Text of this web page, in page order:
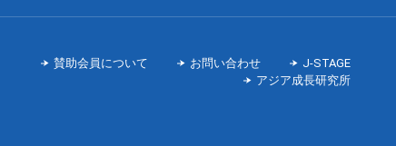
賛助会員について お問い合わせ
J-STAGE
アジア成長研究所